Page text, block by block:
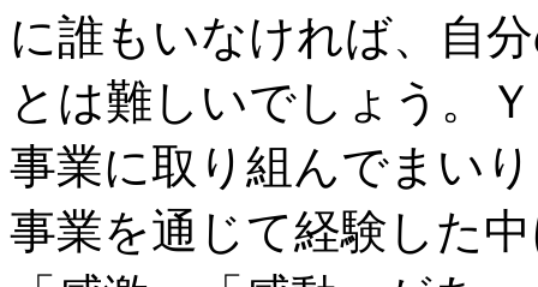
に誰もいなければ、自
とは難しいでしょう。
事業に取り組んでまい
事業を通じて経験した